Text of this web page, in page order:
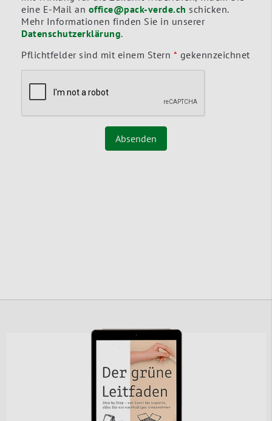
eine E-Mail an office@pack-verde.ch
Mehr Informationen finden Sie in unserer
Datenschutzerklärung.
Pflichtfelder sind mit einem Stern * gekennzeichnet
Absenden